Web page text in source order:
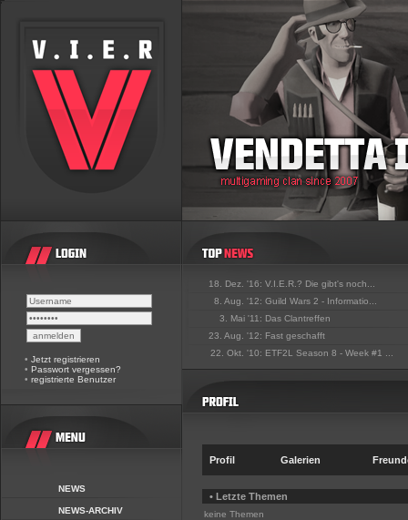
• Jetzt registrieren
• Passwort vergessen?
• registrierte Benutzer
NEWS
NEWS-ARCHIV
18. Dez. '16: V.I.E.R.? Die gibt's noch...
8. Aug. '12: Guild Wars 2 - Informatio...
3. Mai '11: Das Clantreffen
23. Aug. '12: Fast geschafft
22. Okt. '10: ETF2L Season 8 - Week #1 ...
Profil Galerien
• Letzte Themen
keine Themen